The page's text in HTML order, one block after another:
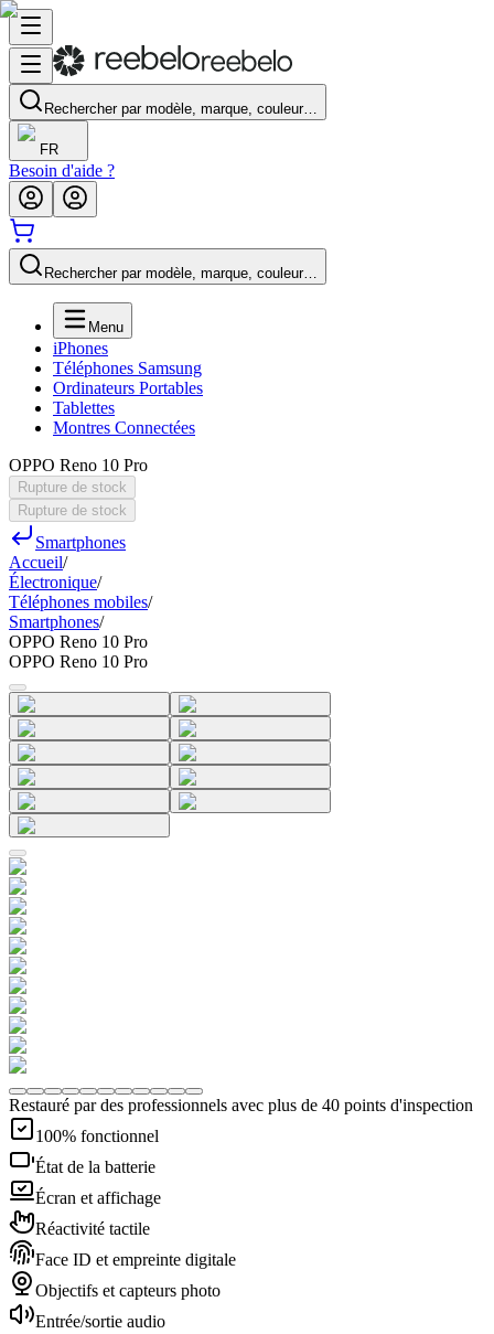
Rechercher par modèle, marque, couleur…
FR
Besoin d'aide ?
Rechercher par modèle, marque, couleur…
Menu
iPhones
Téléphones Samsung
Ordinateurs Portables
Tablettes
Montres Connectées
OPPO Reno 10 Pro
Rupture de stock
Rupture de stock
Smartphones
Accueil/
Électronique/
Téléphones mobiles/
Smartphones/
OPPO Reno 10 Pro
OPPO Reno 10 Pro
Restauré par des professionnels avec plus de 40 points d'inspection
100% fonctionnel
État de la batterie
Écran et affichage
Réactivité tactile
Face ID et empreinte digitale
Objectifs et capteurs photo
Entrée/sortie audio